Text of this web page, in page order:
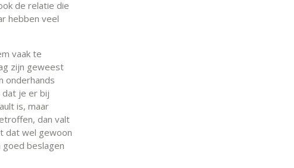
de relatie die
hebben veel
vaak te
zijn geweest
onderhands
dat je er bij
is, maar
dan valt
dat wel gewoon
beslagen